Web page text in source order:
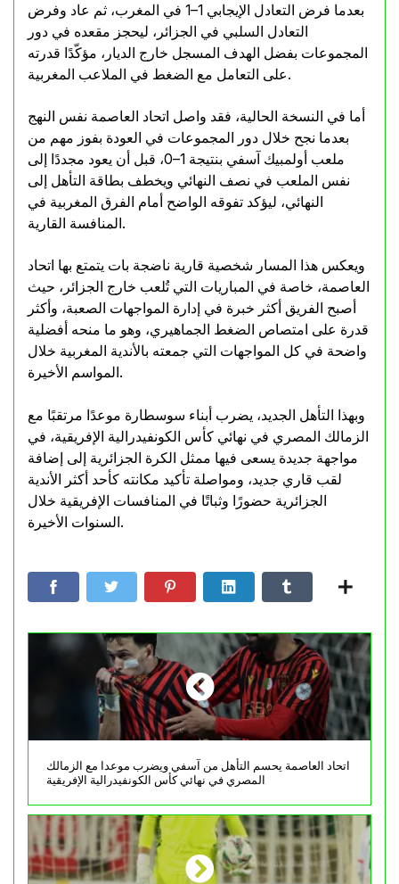
بعدما فرض التعادل الإيجابي 1–1 في المغرب، ثم عاد وفرض
التعادل السلبي في الجزائر، ليحجز مقعده في دور
المجموعات بفضل الهدف المسجل خارج الديار، مؤكّدًا قدرته
على التعامل مع الضغط في الملاعب المغربية.
أما في النسخة الحالية، فقد واصل اتحاد العاصمة نفس النهج
بعدما نجح خلال دور المجموعات في العودة بفوز مهم من
ملعب أولمبيك آسفي بنتيجة 1–0، قبل أن يعود مجددًا إلى
نفس الملعب في نصف النهائي ويخطف بطاقة التأهل إلى
النهائي، ليؤكد تفوقه الواضح أمام الفرق المغربية في
المنافسة القارية.
ويعكس هذا المسار شخصية قارية ناضجة بات يتمتع بها اتحاد
العاصمة، خاصة في المباريات التي تُلعب خارج الجزائر، حيث
أصبح الفريق أكثر خبرة في إدارة المواجهات الصعبة، وأكثر
قدرة على امتصاص الضغط الجماهيري، وهو ما منحه أفضلية
واضحة في كل المواجهات التي جمعته بالأندية المغربية خلال
المواسم الأخيرة.
وبهذا التأهل الجديد، يضرب أبناء سوسطارة موعدًا مرتقبًا مع
الزمالك المصري في نهائي كأس الكونفيدرالية الإفريقية، في
مواجهة جديدة يسعى فيها ممثل الكرة الجزائرية إلى إضافة
لقب قاري جديد، ومواصلة تأكيد مكانته كأحد أكثر الأندية
الجزائرية حضورًا وثباتًا في المنافسات الإفريقية خلال
السنوات الأخيرة.
اتحاد العاصمة يحسم التأهل من آسفي ويضرب موعدا مع الزمالك
المصري في نهائي كأس الكونفيدرالية الإفريقية